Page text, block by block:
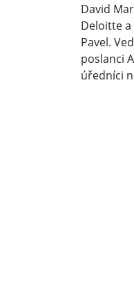
David
Deloitte
Pavel.
poslanci
úředníci